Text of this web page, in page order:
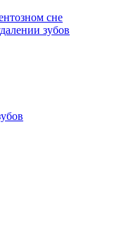
сне
зубов